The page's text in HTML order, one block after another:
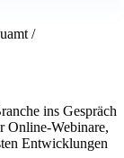
/
ins Gespräch
Online-Webinare,
Entwicklungen